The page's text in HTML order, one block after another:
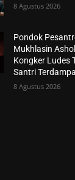
8 Agustus 2026
Pondok
Mukhlasin
Kongker Ludes
Santri
8 Agustus 2026